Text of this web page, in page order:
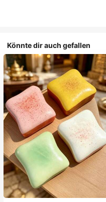
Könnte dir auch gefallen